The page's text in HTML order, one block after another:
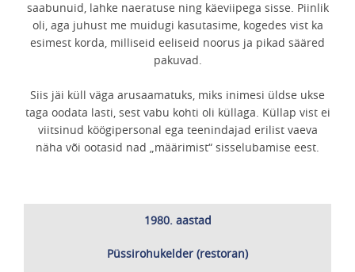
saabunuid, lahke naeratuse ning käeviipega sisse. Piinlik
oli, aga juhust me muidugi kasutasime, kogedes vist ka
esimest korda, milliseid eeliseid noorus ja pikad sääred
pakuvad.
Siis jäi küll väga arusaamatuks, miks inimesi üldse ukse
taga oodata lasti, sest vabu kohti oli küllaga. Küllap vist ei
viitsinud köögipersonal ega teenindajad erilist vaeva
näha või ootasid nad „määrimist“ sisselubamise eest.
1980. aastad
Püssirohukelder (restoran)